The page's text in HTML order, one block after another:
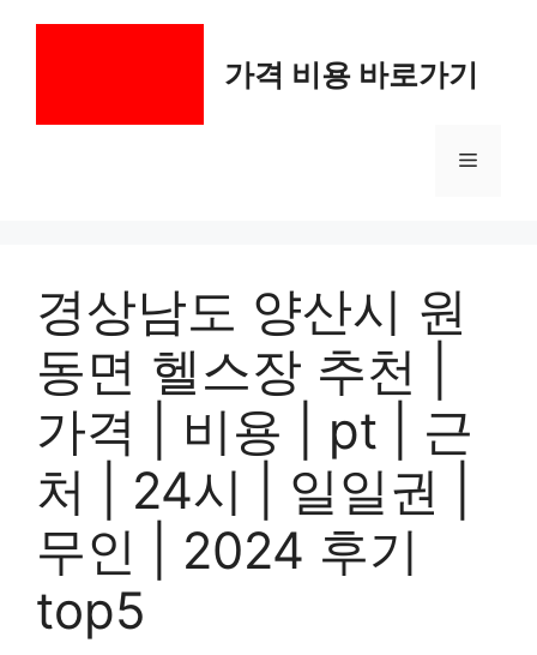
가격 비용 바로가기
메
경상남도 양산시 원
동면 헬스장 추천 |
가격 | 비용 | pt | 근
처 | 24시 | 일일권 |
무인 | 2024 후기
top5